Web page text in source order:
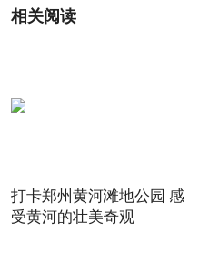
相关阅读
打卡郑州黄河滩地公园 感
受黄河的壮美奇观